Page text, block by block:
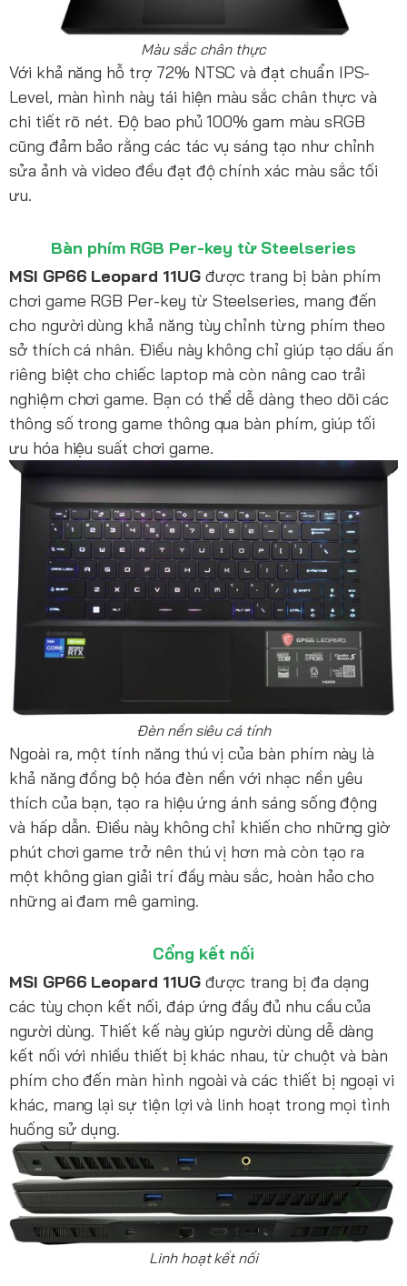
Màu sắc chân thực
Với khả năng hỗ trợ 72% NTSC và đạt chuẩn IPS-
Level, màn hình này tái hiện màu sắc chân thực và
chi tiết rõ nét. Độ bao phủ 100% gam màu sRGB
cũng đảm bảo rằng các tác vụ sáng tạo như chỉnh
sửa ảnh và video đều đạt độ chính xác màu sắc tối
ưu.
Bàn phím RGB Per-key từ Steelseries
MSI GP66 Leopard 11UGđược trang bị bàn phím
chơi game RGB Per-key từ Steelseries, mang đến
cho người dùng khả năng tùy chỉnh từng phím theo
sở thích cá nhân. Điều này không chỉ giúp tạo dấu ấn
riêng biệt cho chiếc laptop mà còn nâng cao trải
nghiệm chơi game. Bạn có thể dễ dàng theo dõi các
thông số trong game thông qua bàn phím, giúp tối
ưu hóa hiệu suất chơi game.
Đèn nền siêu cá tính
Ngoài ra, một tính năng thú vị của bàn phím này là
khả năng đồng bộ hóa đèn nền với nhạc nền yêu
thích của bạn, tạo ra hiệu ứng ánh sáng sống động
và hấp dẫn. Điều này không chỉ khiến cho những giờ
phút chơi game trở nên thú vị hơn mà còn tạo ra
một không gian giải trí đầy màu sắc, hoàn hảo cho
những ai đam mê gaming.
Cổng kết nối
MSI GP66 Leopard 11UG được trang bị đa dạng
các tùy chọn kết nối, đáp ứng đầy đủ nhu cầu của
người dùng. Thiết kế này giúp người dùng dễ dàng
kết nối với nhiều thiết bị khác nhau, từ chuột và bàn
phím cho đến màn hình ngoài và các thiết bị ngoại vi
khác, mang lại sự tiện lợi và linh hoạt trong mọi tình
huống sử dụng.
Linh hoạt kết nối